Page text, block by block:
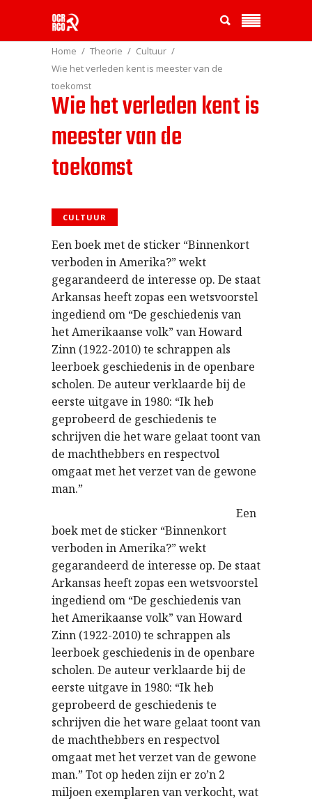
Home Theorie
Cultuur
Wie het verleden kent is meester van de
toekomst
Wie het verleden kent is
meester van de
toekomst
CULTUUR
Een boek met de sticker “Binnenkort
verboden in Amerika?” wekt
gegarandeerd de interesse op. De staat
Arkansas heeft zopas een wetsvoorstel
ingediend om “De geschiedenis van
het Amerikaanse volk” van Howard
Zinn (1922-2010) te schrappen als
leerboek geschiedenis in de openbare
scholen. De auteur verklaarde bij de
eerste uitgave in 1980: “Ik heb
geprobeerd de geschiedenis te
schrijven die het ware gelaat toont van
de machthebbers en respectvol
omgaat met het verzet van de gewone
man.”
Een
boek met de sticker “Binnenkort
verboden in Amerika?” wekt
gegarandeerd de interesse op. De staat
Arkansas heeft zopas een wetsvoorstel
ingediend om “De geschiedenis van
het Amerikaanse volk” van Howard
Zinn (1922-2010) te schrappen als
leerboek geschiedenis in de openbare
scholen. De auteur verklaarde bij de
eerste uitgave in 1980: “Ik heb
geprobeerd de geschiedenis te
schrijven die het ware gelaat toont van
de machthebbers en respectvol
omgaat met het verzet van de gewone
man.” Tot op heden zijn er zo’n 2
miljoen exemplaren van verkocht, wat